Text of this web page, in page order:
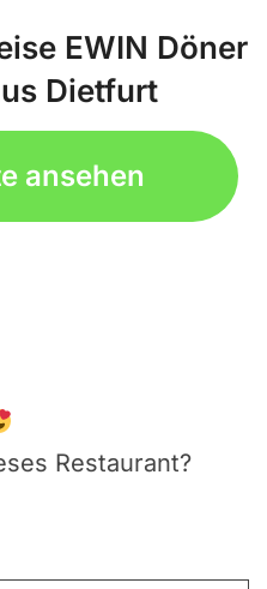
EWIN Döner
Dietfurt
ansehen
Restaurant?